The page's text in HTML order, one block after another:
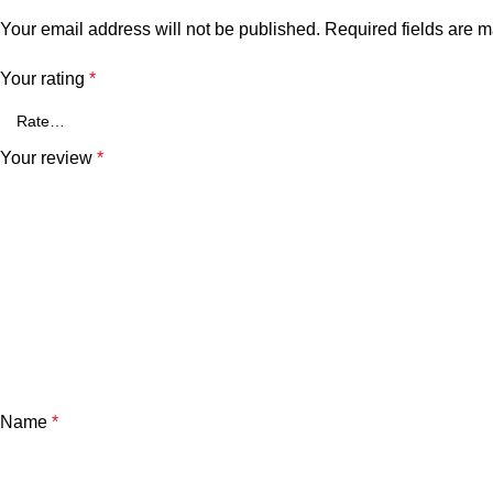
Your email address will not be published. Required fields are
Your rating *
Your review *
Name *